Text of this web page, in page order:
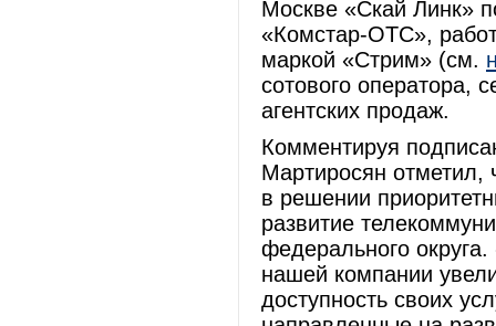
Москве «Скай Линк»
«Комстар-ОТС»,
маркой «Стрим» (см.
сотового оператора,
агентских продаж.
Комментируя
Мартиросян отметил,
в решении
развитие
федерального
нашей компании
доступность своих